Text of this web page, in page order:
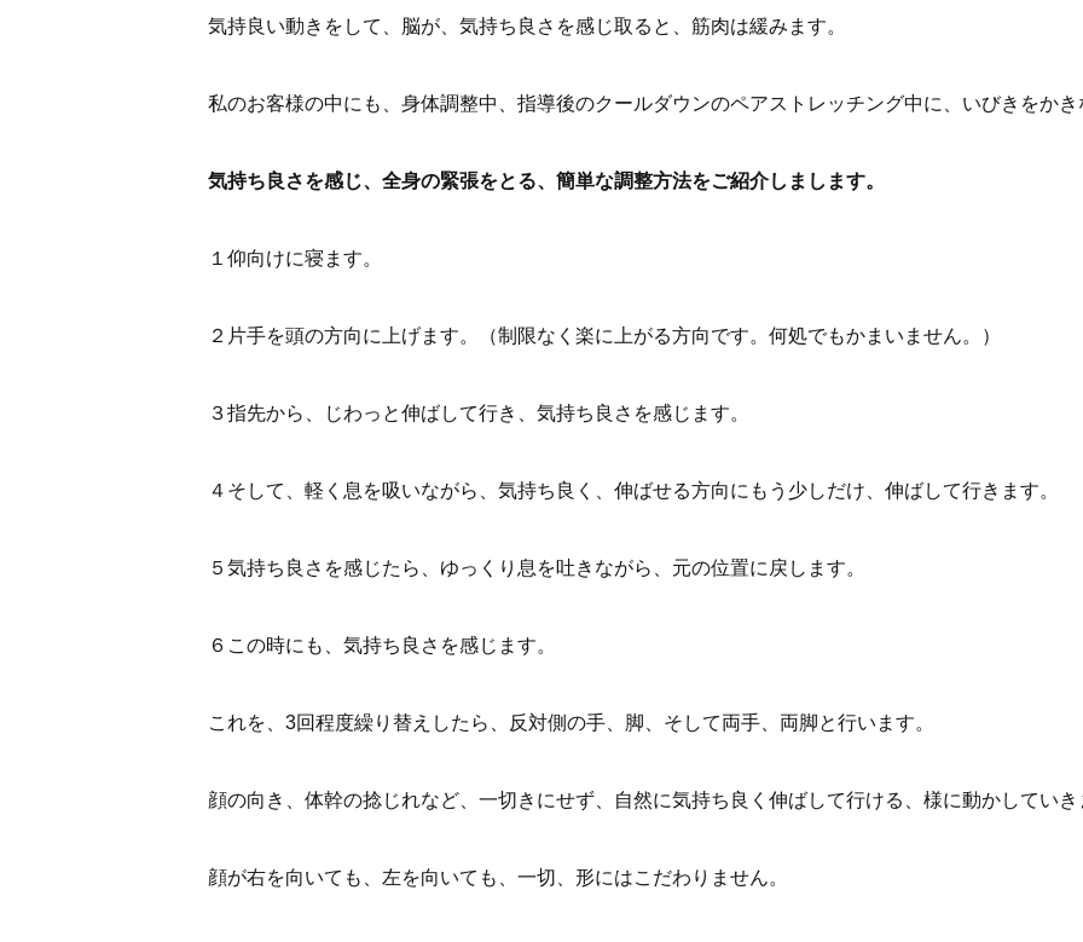
気持良い動きをして、脳が、気持ち良さを感じ取ると、筋肉は緩みます。
私のお客様の中にも、身体調整中、指導後のクールダウンのペアストレッチング中に、いびきをか
気持ち良さを感じ、全身の緊張をとる、簡単な調整方法をご紹介しまします。
１仰向けに寝ます。
２片手を頭の方向に上げます。（制限なく楽に上がる方向です。何処でもかまいません。）
３指先から、じわっと伸ばして行き、気持ち良さを感じます。
４そして、軽く息を吸いながら、気持ち良く、伸ばせる方向にもう少しだけ、伸ばして行きます。
５気持ち良さを感じたら、ゆっくり息を吐きながら、元の位置に戻します。
６この時にも、気持ち良さを感じます。
これを、3回程度繰り替えしたら、反対側の手、脚、そして両手、両脚と行います。
顔の向き、体幹の捻じれなど、一切きにせず、自然に気持ち良く伸ばして行ける、様に動かしていき
顔が右を向いても、左を向いても、一切、形にはこだわりません。